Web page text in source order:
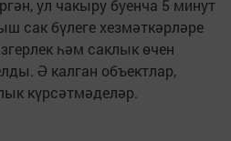
ул чакыру буенча 5 минут
сак бүлеге хезмәткәрләре
һәм саклык өчен
Ә калган объектлар,
күрсәтмәделәр.